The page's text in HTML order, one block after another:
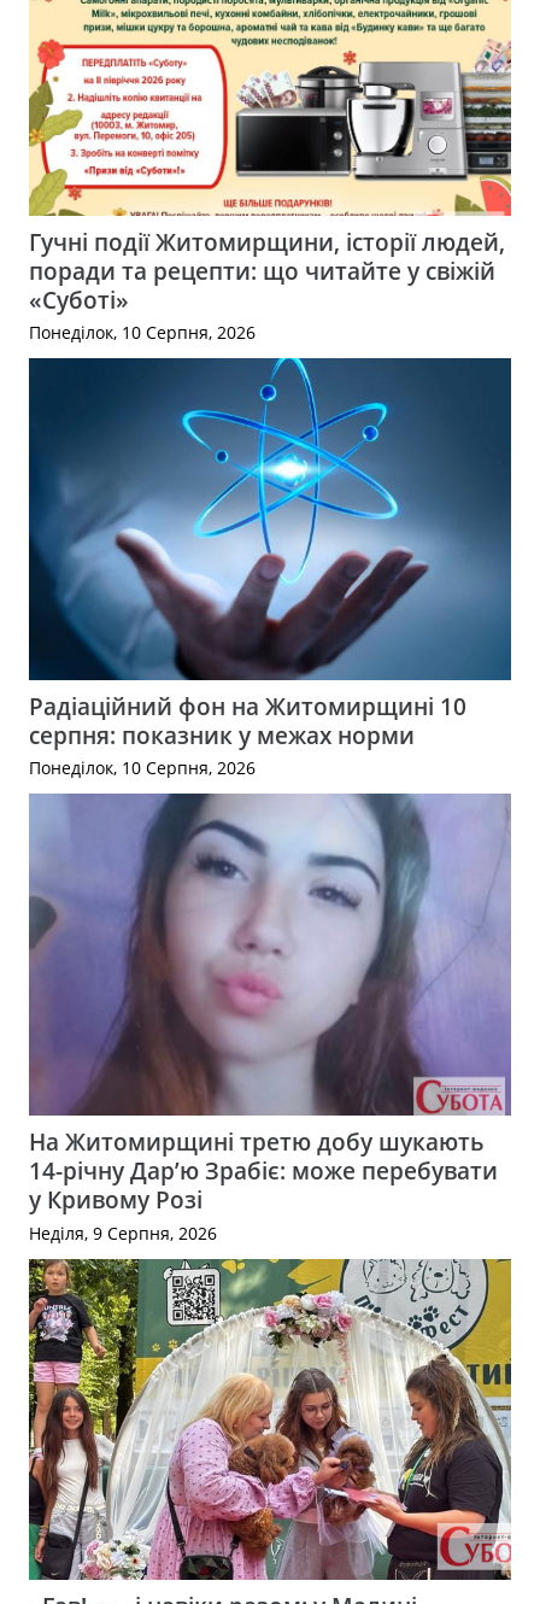
Гучні події Житомирщини, історії людей,
поради та рецепти: що читайте у свіжій
«Суботі»
Понеділок, 10 Серпня, 2026
Радіаційний фон на Житомирщині 10
серпня: показник у межах норми
Понеділок, 10 Серпня, 2026
На Житомирщині третю добу шукають
14-річну Дар’ю Зрабіє: може перебувати
у Кривому Розі
Неділя, 9 Серпня, 2026